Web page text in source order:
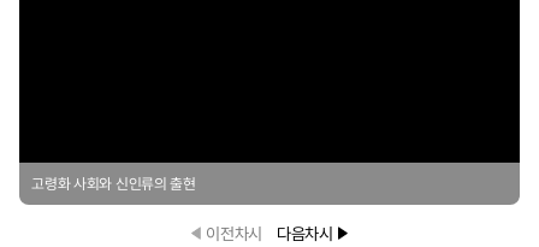
고령화 사회와 신인류의 출현
이전차시 다음차시